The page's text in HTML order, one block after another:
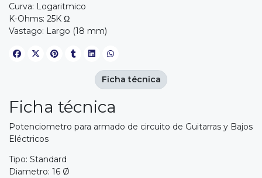
Curva: Logaritmico
K-Ohms: 25K Ω
Vastago: Largo (18 mm)
Ficha técnica
Potenciometro para armado de circuito de Guitarras y Bajos
Eléctricos
Tipo: Standard
Diametro: 16 Ø
Ficha técnica